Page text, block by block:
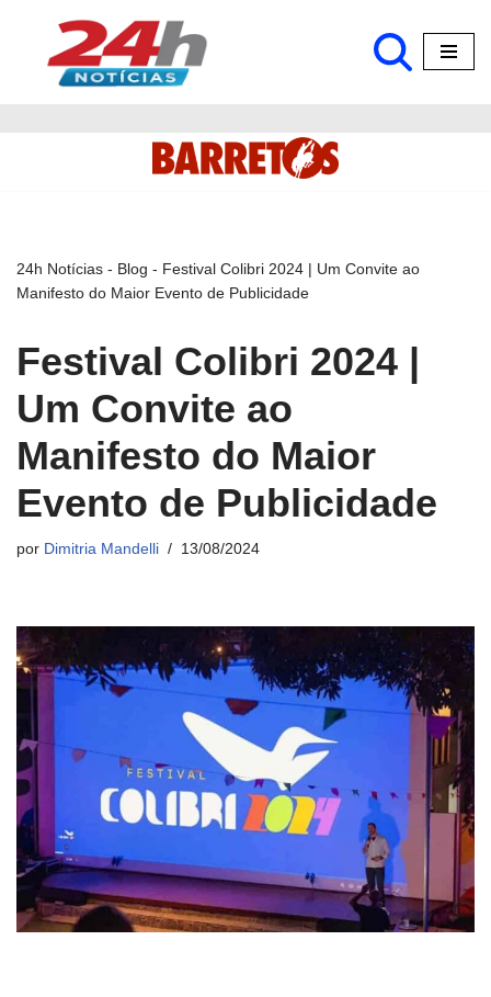
Pular
24h Notícias - Blog - Festival Colibri 2024 | Um Convite ao
Manifesto do Maior Evento de Publicidade
Festival Colibri 2024 |
Um Convite ao
Manifesto do Maior
Evento de Publicidade
por Dimitria Mandelli 13/08/2024